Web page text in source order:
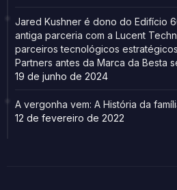
Jared Kushner é dono do Edifício
antiga parceria com a Lucent
parceiros tecnológicos
Partners antes da Marca da Besta
19 de junho de 2024
A vergonha vem: A História da
12 de fevereiro de 2022